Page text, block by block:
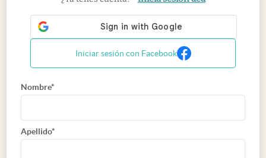
Iniciar sesión con Facebook
Nombre*
Apellido*